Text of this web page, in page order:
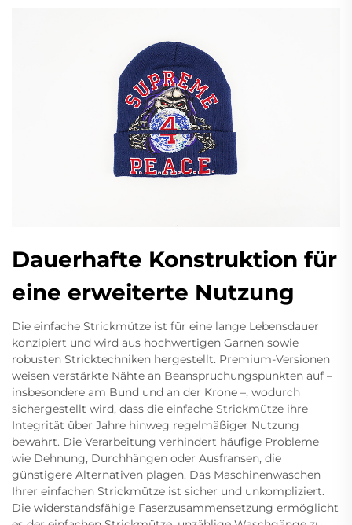
Dauerhafte Konstruktion für
eine erweiterte Nutzung
Die einfache Strickmütze ist für eine lange Lebensdauer
konzipiert und wird aus hochwertigen Garnen sowie
robusten Stricktechniken hergestellt. Premium-Versionen
weisen verstärkte Nähte an Beanspruchungspunkten auf –
insbesondere am Bund und an der Krone –, wodurch
sichergestellt wird, dass die einfache Strickmütze ihre
Integrität über Jahre hinweg regelmäßiger Nutzung
bewahrt. Die Verarbeitung verhindert häufige Probleme
wie Dehnung, Durchhängen oder Ausfransen, die
günstigere Alternativen plagen. Das Maschinenwaschen
Ihrer einfachen Strickmütze ist sicher und unkompliziert.
Die widerstandsfähige Faserzusammensetzung ermöglicht